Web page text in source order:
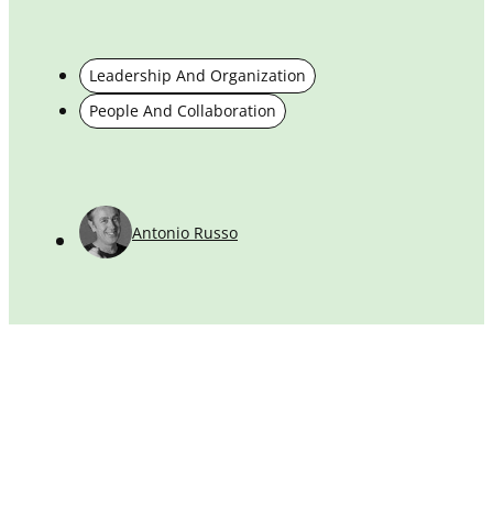
Leadership And Organization
People And Collaboration
Antonio Russo